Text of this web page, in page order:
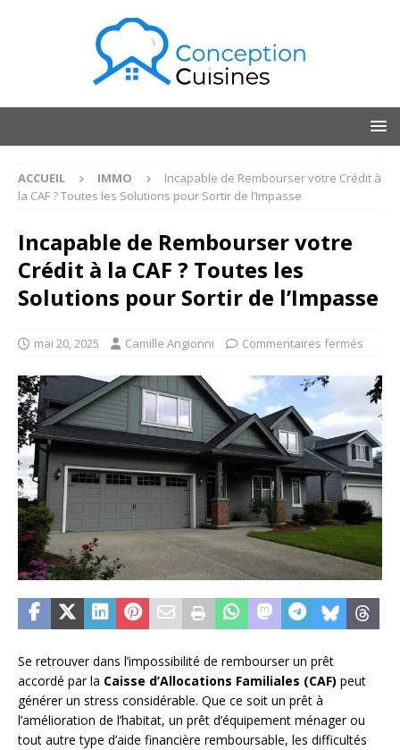
ACCUEIL IMMO
Incapable de Rembourser votre Crédit à
la CAF ? Toutes les Solutions pour Sortir de l’Impasse
Incapable de Rembourser votre
Crédit à la CAF ? Toutes les
Solutions pour Sortir de l’Impasse
mai 20, 2025 Camille Angionni Commentaires fermés
Se retrouver dans l’impossibilité de rembourser un prêt
accordé par la Caisse d’Allocations Familiales (CAF) peut
générer un stress considérable. Que ce soit un prêt à
l’amélioration de l’habitat, un prêt d’équipement ménager ou
tout autre type d’aide financière remboursable, les difficultés